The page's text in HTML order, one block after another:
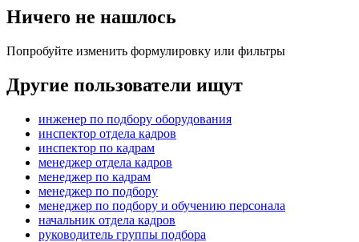
Ничего не нашлось
Попробуйте изменить формулировку или фильтры
Другие пользователи ищут
инженер по подбору оборудования
инспектор отдела кадров
инспектор по кадрам
менеджер отдела кадров
менеджер по кадрам
менеджер по подбору
менеджер по подбору и обучению персонала
начальник отдела кадров
руководитель группы подбора